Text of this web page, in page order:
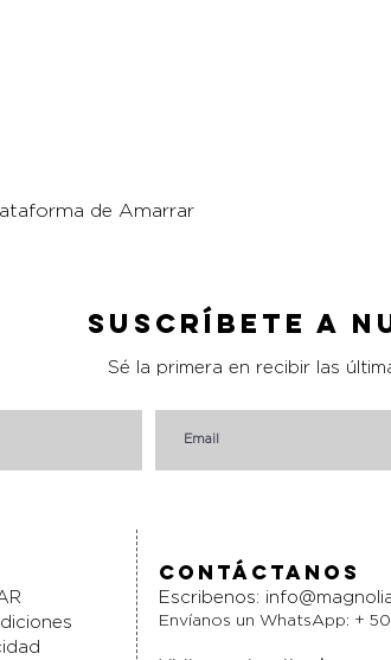
de Amarrar
Suscríbete a
Sé la primera en recibir las
Contáctanos
Escribenos:
Envíanos un WhatsApp: +